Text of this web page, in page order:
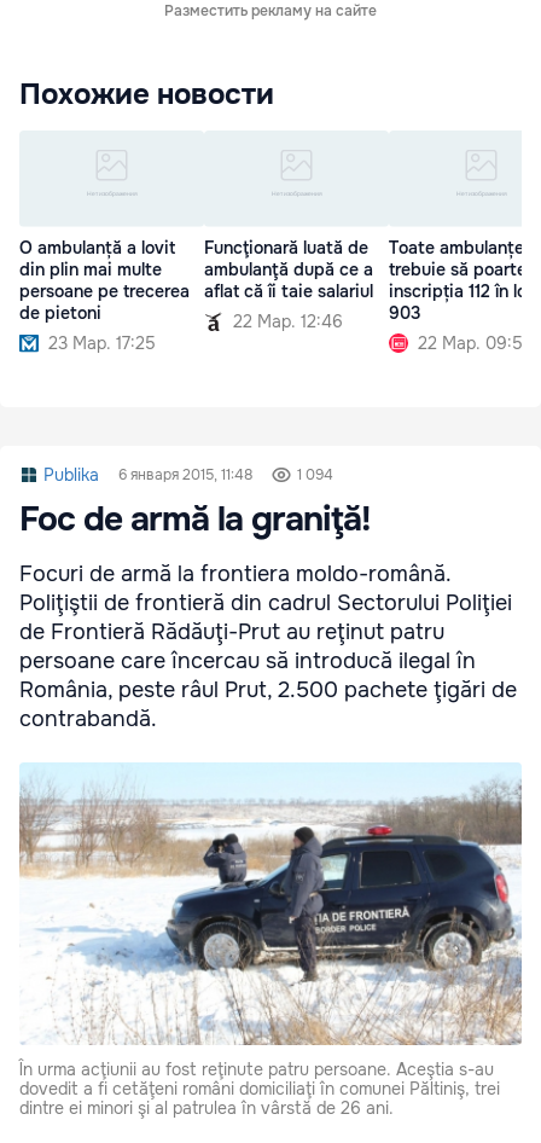
Разместить рекламу на сайте
Похожие новости
O ambulanță a lovit
din plin mai multe
persoane pe trecerea
de pietoni
23 Мар. 17:25
Funcţionară luată de
ambulanţă după ce a
aflat că îi taie salariul
22 Мар. 12:46
Toate ambulanțele
trebuie să poarte
inscripția 112 în
903
22 Мар. 09:51
Publika 6 января 2015, 11:48 1 094
Foc de armă la graniţă!
Focuri de armă la frontiera moldo-română.
Poliţiştii de frontieră din cadrul Sectorului Poliţiei
de Frontieră Rădăuţi-Prut au reţinut patru
persoane care încercau să introducă ilegal în
România, peste râul Prut, 2.500 pachete ţigări de
contrabandă.
În urma acţiunii au fost reţinute patru persoane. Aceştia s-au
dovedit a fi cetăţeni români domiciliaţi în comunei Păltiniş, trei
dintre ei minori şi al patrulea în vârstă de 26 ani.